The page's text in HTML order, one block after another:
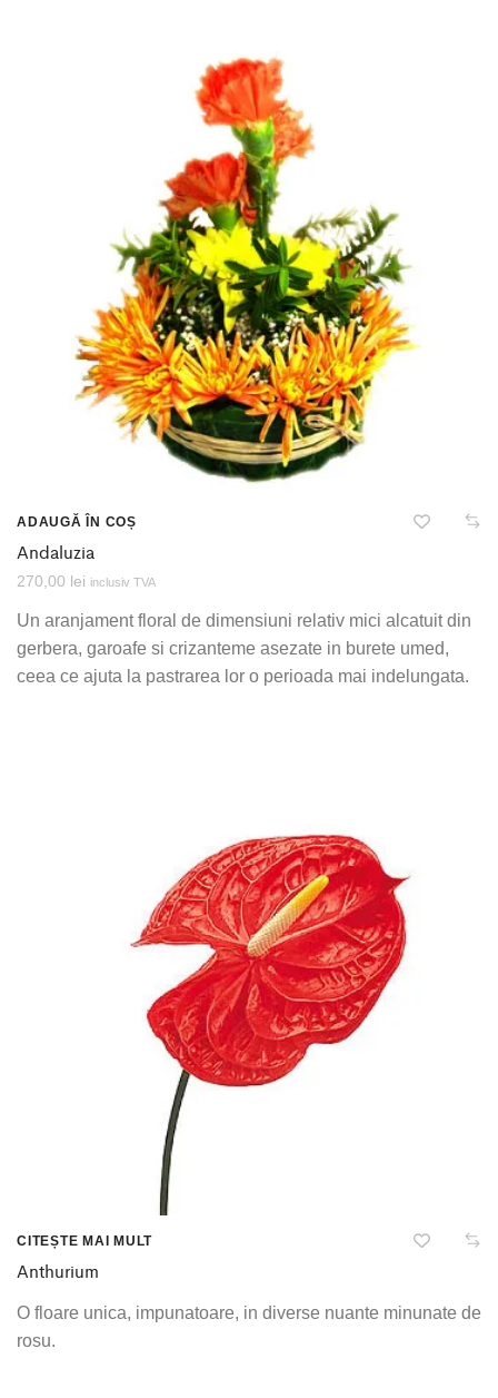
ADAUGĂ ÎN COȘ
Andaluzia
270,00 lei inclusiv TVA
Un aranjament floral de dimensiuni relativ mici alcatuit din
gerbera, garoafe si crizanteme asezate in burete umed,
ceea ce ajuta la pastrarea lor o perioada mai indelungata.
CITEȘTE MAI MULT
Anthurium
O floare unica, impunatoare, in diverse nuante minunate de
rosu.